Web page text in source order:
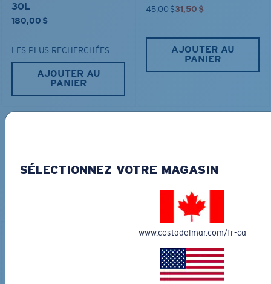
30L
180,00 $
LES PLUS RECHERCHÉES
AJOUTER AU
PANIER
45,00 $31,50 $
AJOUTER AU
PANIER
PARFAITES
Découvrez des lunettes conçues pour chaque aventure
SÉLECTIONNEZ VOTRE MAGASIN
www.costadelmar.com/fr-ca